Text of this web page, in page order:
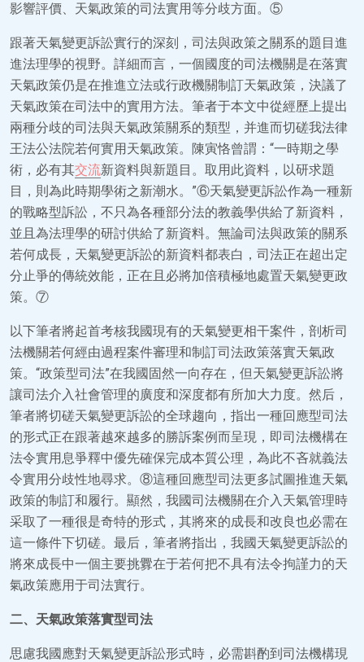
影響評價、天氣政策的司法實用等分歧方面。⑤
跟著天氣變更訴訟實行的深刻，司法與政策之關系的題目進
進法理學的視野。詳細而言，一個國度的司法機關是在落實
天氣政策仍是在推進立法或行政機關制訂天氣政策，決議了
天氣政策在司法中的實用方法。筆者于本文中從經歷上提出
兩種分歧的司法與天氣政策關系的類型，并進而切磋我法律
王法公法院若何實用天氣政策。陳寅恪曾謂：“一時期之學
術，必有其交流新資料與新題目。取用此資料，以研求題
目，則為此時期學術之新潮水。”⑥天氣變更訴訟作為一種新
的戰略型訴訟，不只為各種部分法的教義學供給了新資料，
並且為法理學的研討供給了新資料。無論司法與政策的關系
若何成長，天氣變更訴訟的新資料都表白，司法正在超出定
分止爭的傳統效能，正在且必將加倍積極地處置天氣變更政
策。⑦
以下筆者將起首考核我國現有的天氣變更相干案件，剖析司
法機關若何經由過程案件審理和制訂司法政策落實天氣政
策。“政策型司法”在我國固然一向存在，但天氣變更訴訟將
讓司法介入社會管理的廣度和深度都有所加大力度。然后，
筆者將切磋天氣變更訴訟的全球趨向，指出一種回應型司法
的形式正在跟著越來越多的勝訴案例而呈現，即司法機構在
法令實用息爭釋中優先確保完成本質公理，為此不吝就義法
令實用分歧性地尋求。⑧這種回應型司法更多試圖推進天氣
政策的制訂和履行。顯然，我國司法機關在介入天氣管理時
采取了一種很是奇特的形式，其將來的成長和改良也必需在
這一條件下切磋。最后，筆者將指出，我國天氣變更訴訟的
將來成長中一個主要挑釁在于若何把不具有法令拘謹力的天
氣政策應用于司法實行。
二、天氣政策落實型司法
思慮我國應對天氣變更訴訟形式時，必需斟酌到司法機構現